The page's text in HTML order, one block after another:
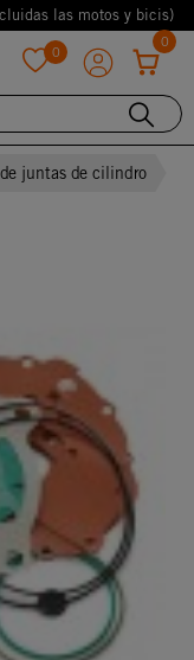
las motos y bicis)
0
0
juntas de cilindro